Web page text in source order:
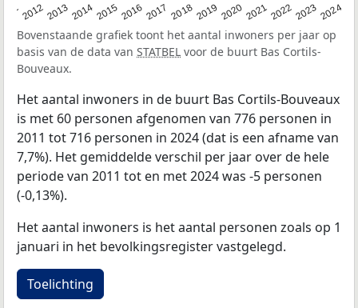
201220132014201520162017 20182019 20202021202220232024
Bovenstaande grafiek toont het aantal inwoners per jaar op
basis van de data van STATBEL voor de buurt Bas Cortils-
Bouveaux.
Het aantal inwoners in de buurt Bas Cortils-Bouveaux
is met 60 personen afgenomen van 776 personen in
2011 tot 716 personen in 2024 (dat is een afname van
7,7%). Het gemiddelde verschil per jaar over de hele
periode van 2011 tot en met 2024 was -5 personen
(-0,13%).
Het aantal inwoners is het aantal personen zoals op 1
januari in het bevolkingsregister vastgelegd.
Toelichting